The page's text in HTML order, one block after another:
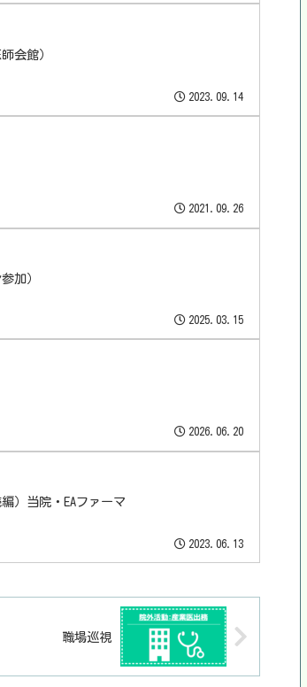
会館）
2023.09.14
2021.09.26
加）
2025.03.15
2026.06.20
）当院・EAファーマ
2023.06.13
職場巡視